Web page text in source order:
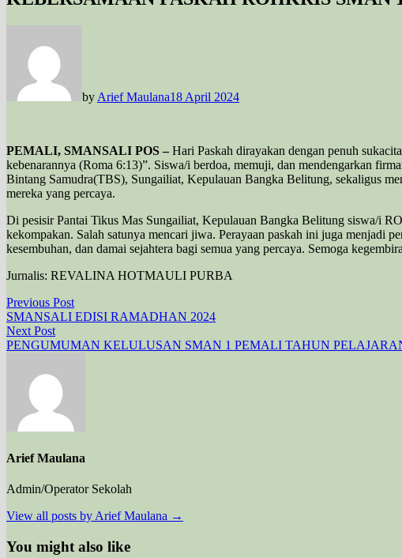
by Arief Maulana18 April 2024
PEMALI, SMANSALI POS –Hari Paskah dirayakan dengan penuh
kebenarannya (Roma 6:13)”. Siswa/i berdoa, memuji, dan mendengarkan
Bintang Samudra(TBS), Sungailiat, Kepulauan Bangka Belitung, sekaligus
mereka yang percaya.
Di pesisir Pantai Tikus Mas Sungailiat, Kepulauan Bangka Belitung siswa/i
kekompakan. Salah satunya mencari jiwa. Perayaan paskah ini juga menjadi
kesembuhan, dan damai sejahtera bagi semua yang percaya. Semoga
Jurnalis: REVALINA HOTMAULI PURBA
Navigasi
pos
Previous PostPrevious
post:
SMANSALI EDISI RAMADHAN 2024
Next PostNext
post:
PENGUMUMAN KELULUSAN SMAN 1 PEMALI TAHUN
Arief Maulana
Admin/Operator Sekolah
View all posts by Arief Maulana →
You might also like